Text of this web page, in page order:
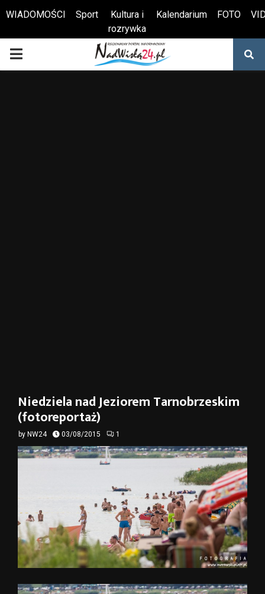
Otwórz pasek narzędzi
WIADOMOŚCI Sport
Kultura i
rozrywka
Kalendarium FOTO
PRIMARY
Niedziela nad Jeziorem Tarnobrzeskim
(fotoreportaż)
by NW24 03/08/2015 1